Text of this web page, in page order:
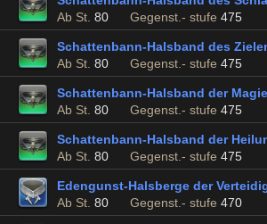
Ab St. 80 Gegenst.- stufe 475
Schattenbann-Halsband des
Ab St. 80 Gegenst.- stufe 475
Schattenbann-Halsband der Magie
Ab St. 80 Gegenst.- stufe 475
Schattenbann-Halsband der
Ab St. 80 Gegenst.- stufe 475
Edengunst-Halsberge der
Ab St. 80 Gegenst.- stufe 470